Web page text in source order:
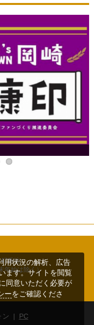
番地
年始は除く）
ン | PC
用状況の解析、広告
ます。サイトを閲覧
同意いただく必要が
ー をご確認くださ